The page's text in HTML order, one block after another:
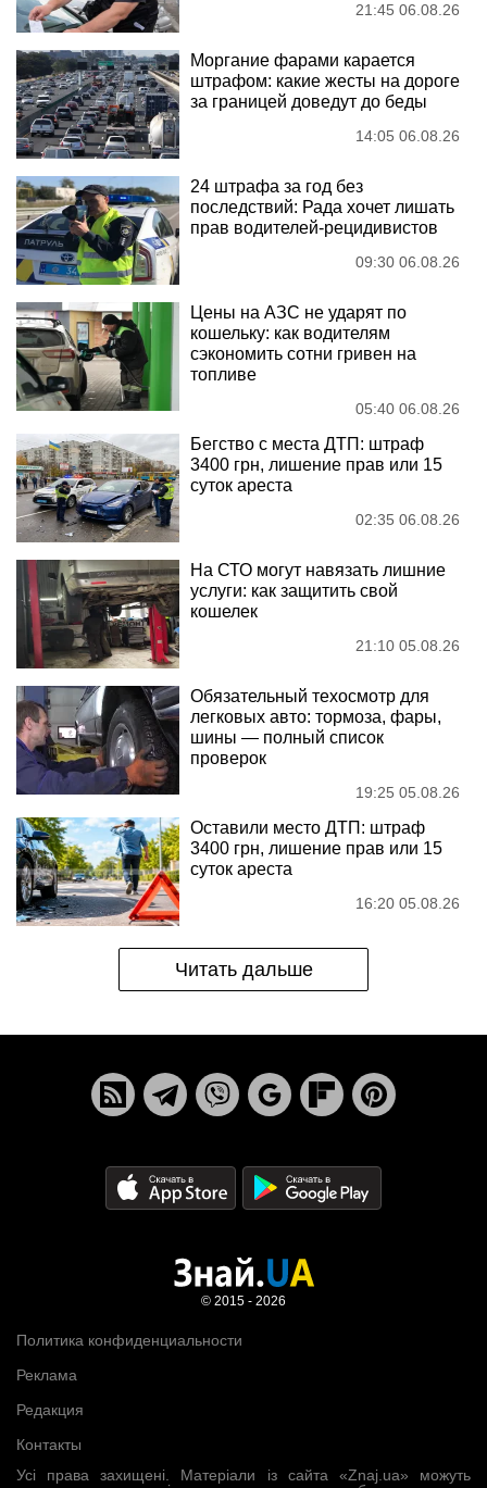
21:45 06.08.26
Моргание фарами карается
штрафом: какие жесты на дороге
за границей доведут до беды
14:05 06.08.26
24 штрафа за год без
последствий: Рада хочет лишать
прав водителей-рецидивистов
09:30 06.08.26
Цены на АЗС не ударят по
кошельку: как водителям
сэкономить сотни гривен на
топливе
05:40 06.08.26
Бегство с места ДТП: штраф
3400 грн, лишение прав или 15
суток ареста
02:35 06.08.26
На СТО могут навязать лишние
услуги: как защитить свой
кошелек
21:10 05.08.26
Обязательный техосмотр для
легковых авто: тормоза, фары,
шины — полный список
проверок
19:25 05.08.26
Оставили место ДТП: штраф
3400 грн, лишение прав или 15
суток ареста
16:20 05.08.26
Читать дальше
Усі права захищені. Матеріали із сайта «Znaj.ua» можуть
Политика конфиденциальности
Реклама
Редакция
Контакты
© 2015 - 2026